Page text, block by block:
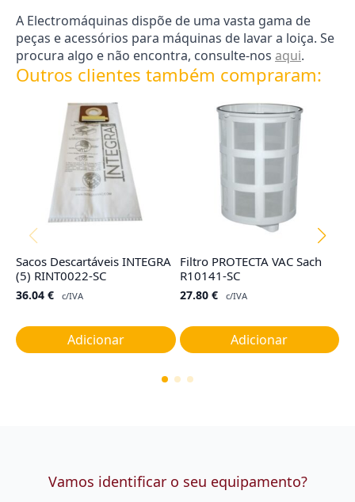
A Electromáquinas dispõe de uma vasta gama de
peças e acessórios para máquinas de lavar a loiça. Se
procura algo e não encontra, consulte-nos aqui.
Outros clientes também compraram:
Sacos Descartáveis INTEGRA
(5) RINT0022-SC
36.04 € c/IVA
Adicionar
Filtro PROTECTA VAC Sach
R10141-SC
27.80 € c/IVA
Adicionar
Vamos identificar o seu equipamento?